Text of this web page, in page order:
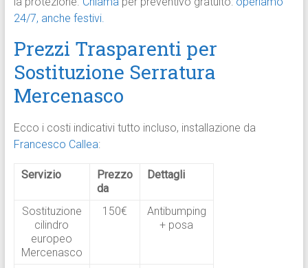
24/7, anche festivi.
Prezzi Trasparenti per
Sostituzione Serratura
Mercenasco
Ecco i costi indicativi tutto incluso, installazione da
Francesco Callea:
Servizio
Prezzo
da
Dettagli
Sostituzione
cilindro
europeo
Mercenasco
150€
Antibumping
+ posa